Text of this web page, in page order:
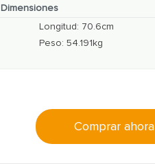
Dimensiones
Longitud: 70.6cm
Peso: 54.191kg
Comprar ahora